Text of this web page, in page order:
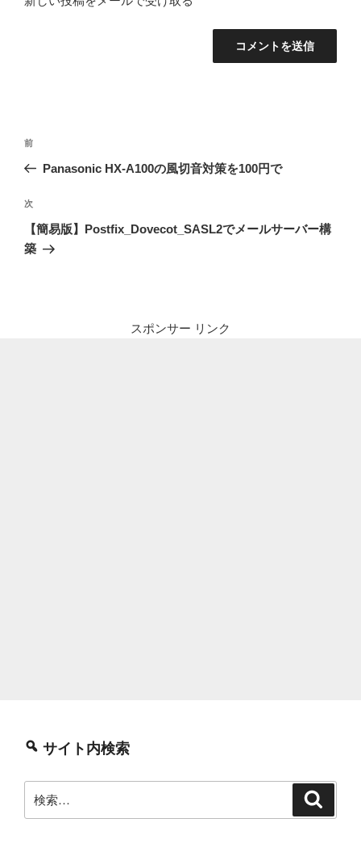
投
ナ
ビ
ゲ
ー
前
の
稿
前
Panasonic HX-A100の風切音対策を100円で
次
の
投
次
【簡易版】Postfix_Dovecot_SASL2でメールサーバー構
築
スポンサー リンク
サイト内検索
索: